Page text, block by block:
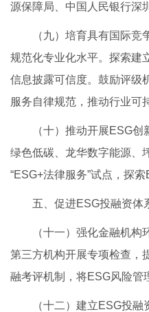
源保障局、中国人民银行深
（九）培育具有国际竞争
规范化专业化水平。探索建
信息披露可信度。鼓励评级
服务自律规范，推动行业可
（十）推动开展ESG创新
绿色低碳、龙华数字能源、
“ESG+法律服务”试点，探
五、促进ESG投融资体
（十一）强化金融机构环
第三方机构开展专项检查，
融考评机制，将ESG风险管
（十二）建立ESG投融资